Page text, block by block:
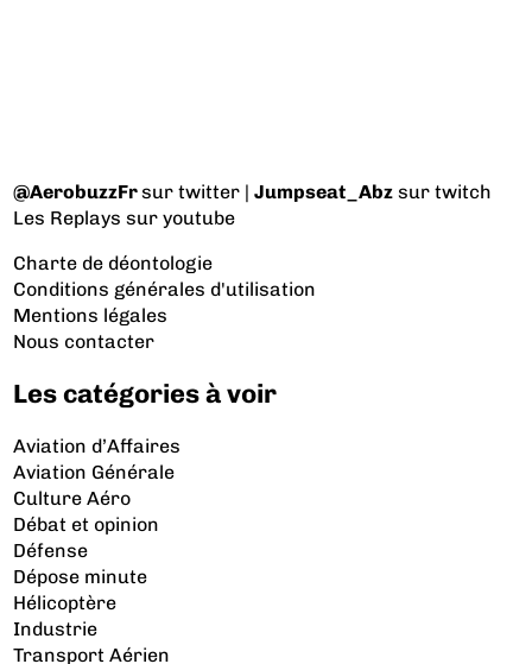
@AerobuzzFrsur twitter |Jumpseat_Abz sur twitch
Les Replays sur youtube
Charte de déontologie
Conditions générales d'utilisation
Mentions légales
Nous contacter
Les catégories à voir
Aviation d’Affaires
Aviation Générale
Culture Aéro
Débat et opinion
Défense
Dépose minute
Hélicoptère
Industrie
Transport Aérien